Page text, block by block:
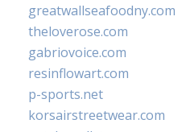
greatwallseafoodny.com
theloverose.com
gabriovoice.com
resinflowart.com
p-sports.net
korsairstreetwear.com